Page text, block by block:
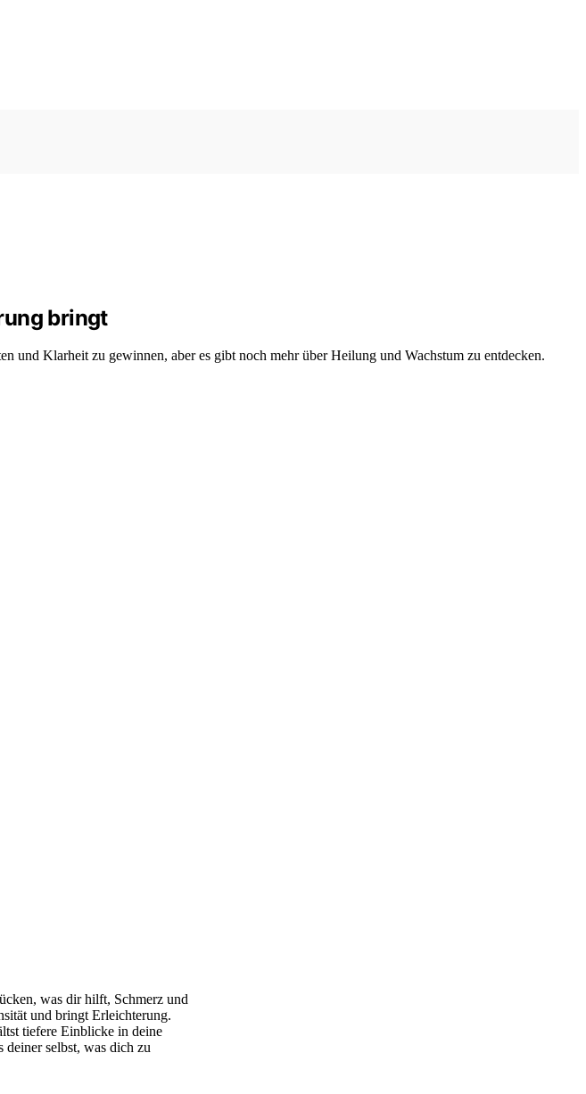
bringt
und Klarheit zu gewinnen, aber es gibt noch mehr über Heilung und Wachstum zu entdecken.
was dir hilft, Schmerz und
und bringt Erleichterung.
tiefere Einblicke in deine
deiner selbst, was dich zu